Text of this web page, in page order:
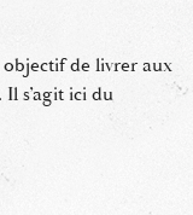
objectif de livrer aux
s’agit ici du